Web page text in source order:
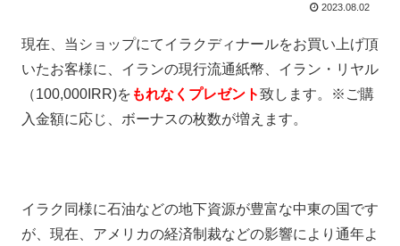
2023.08.02
現在、当ショップにてイラクディナールをお買い上げ頂
いたお客様に、イランの現行流通紙幣、イラン・リヤル
（100,000IRR)を もれなくプレゼント致します。※ご購
入金額に応じ、ボーナスの枚数が増えます。
イラク同様に石油などの地下資源が豊富な中東の国です
が、現在、アメリカの経済制裁などの影響により通年よ